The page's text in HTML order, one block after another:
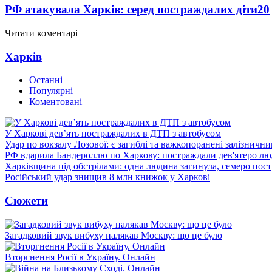
РФ атакувала Харків: серед постраждалих діти20
Читати коментарі
Харків
Останні
Популярні
Коментовані
У Харкові дев’ять постраждалих в ДТП з автобусом
Удар по вокзалу Лозової: є загиблі та важкопоранені
РФ вдарила Бандероллю по Харкову: постраждали дев'ятеро
Харківщина під обстрілами: одна людина загинула, семеро
Російський удар знищив 8 млн книжок у Харкові
Сюжети
Загадковий звук вибуху налякав Москву: що це було
Вторгнення Росії в Україну. Онлайн